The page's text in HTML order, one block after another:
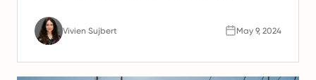
Vivien Sujbert May 9, 2024